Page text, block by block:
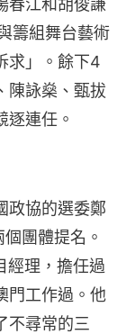
春江和胡俊謙
籌組舞台藝術
求」。餘下4
陳詠燊、甄拔
逐連任。
政協的選委鄭
團體提名。
經理，擔任過
門工作過。他
不尋常的三